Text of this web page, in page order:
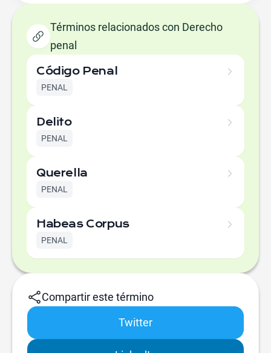
Términos relacionados con Derecho
penal
Código Penal
PENAL
Delito
PENAL
Querella
PENAL
Habeas Corpus
PENAL
Compartir este término
Twitter